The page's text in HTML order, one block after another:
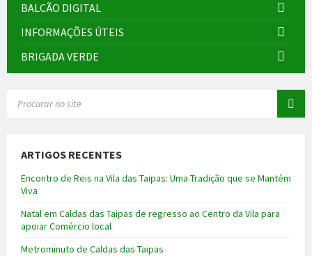
BALCÃO DIGITAL
INFORMAÇÕES ÚTEIS
BRIGADA VERDE
ARTIGOS RECENTES
Encontro de Reis na Vila das Taipas: Uma Tradição que se Mantém
Viva
Natal em Caldas das Taipas de regresso ao Centro da Vila para
apoiar Comércio local
Metrominuto de Caldas das Taipas